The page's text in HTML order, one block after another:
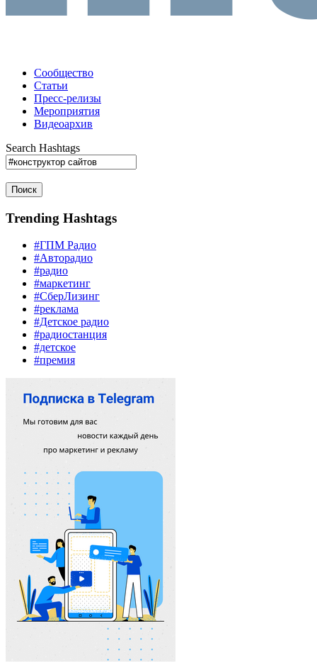
Сообщество
Статьи
Пресс-релизы
Мероприятия
Видеоархив
Search Hashtags
Поиск
Trending Hashtags
#ГПМ Радио
#Авторадио
#радио
#маркетинг
#СберЛизинг
#реклама
#Детское радио
#радиостанция
#детское
#премия